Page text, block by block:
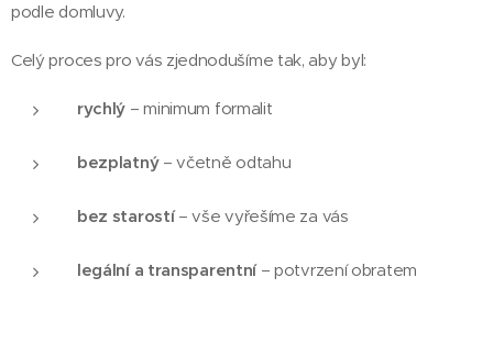
podle domluvy.
Celý proces pro vás zjednodušíme tak, aby byl:
rychlý – minimum formalit
bezplatný– včetně odtahu
bez starostí– vše vyřešíme za vás
legální a transparentní– potvrzení obratem